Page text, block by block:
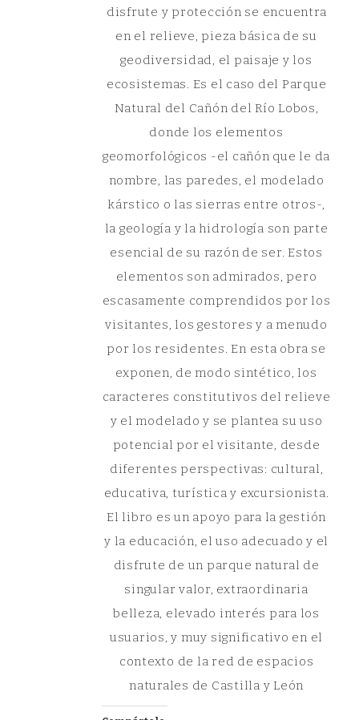
disfrute y protección se encuentra
en el relieve, pieza básica de su
geodiversidad, el paisaje y los
ecosistemas. Es el caso del Parque
Natural del Cañón del Río Lobos,
donde los elementos
geomorfológicos -el cañón que le da
nombre, las paredes, el modelado
kárstico o las sierras entre otros-,
la geología y la hidrología son parte
esencial de su razón de ser. Estos
elementos son admirados, pero
escasamente comprendidos por los
visitantes, los gestores y a menudo
por los residentes. En esta obra se
exponen, de modo sintético, los
caracteres constitutivos del relieve
y el modelado y se plantea su uso
potencial por el visitante, desde
diferentes perspectivas: cultural,
educativa, turística y excursionista.
El libro es un apoyo para la gestión
y la educación, el uso adecuado y el
disfrute de un parque natural de
singular valor, extraordinaria
belleza, elevado interés para los
usuarios, y muy significativo en el
contexto de la red de espacios
naturales de Castilla y León